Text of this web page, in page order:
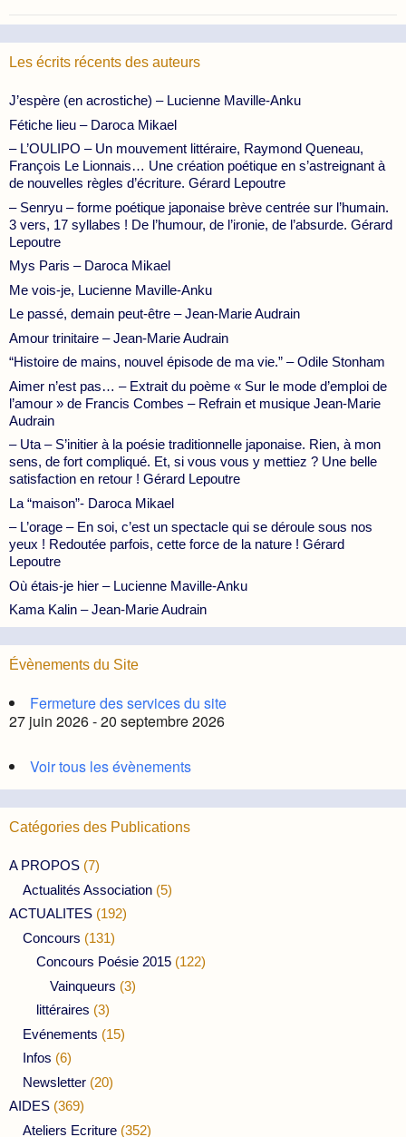
Les écrits récents des auteurs
J’espère (en acrostiche) – Lucienne Maville-Anku
Fétiche lieu – Daroca Mikael
– L’OULIPO – Un mouvement littéraire, Raymond Queneau,
François Le Lionnais… Une création poétique en s’astreignant à
de nouvelles règles d’écriture. Gérard Lepoutre
– Senryu – forme poétique japonaise brève centrée sur l’humain.
3 vers, 17 syllabes ! De l’humour, de l’ironie, de l’absurde. Gérard
Lepoutre
Mys Paris – Daroca Mikael
Me vois-je, Lucienne Maville-Anku
Le passé, demain peut-être – Jean-Marie Audrain
Amour trinitaire – Jean-Marie Audrain
“Histoire de mains, nouvel épisode de ma vie.” – Odile Stonham
Aimer n’est pas… – Extrait du poème « Sur le mode d’emploi de
l’amour » de Francis Combes – Refrain et musique Jean-Marie
Audrain
– Uta – S’initier à la poésie traditionnelle japonaise. Rien, à mon
sens, de fort compliqué. Et, si vous vous y mettiez ? Une belle
satisfaction en retour ! Gérard Lepoutre
La “maison”- Daroca Mikael
– L’orage – En soi, c’est un spectacle qui se déroule sous nos
yeux ! Redoutée parfois, cette force de la nature ! Gérard
Lepoutre
Où étais-je hier – Lucienne Maville-Anku
Kama Kalin – Jean-Marie Audrain
Évènements du Site
Fermeture des services du site
27 juin 2026 - 20 septembre 2026
Voir tous les évènements
Catégories des Publications
A PROPOS (7)
Actualités Association (5)
ACTUALITES (192)
Concours (131)
Concours Poésie 2015 (122)
Vainqueurs (3)
littéraires (3)
Evénements (15)
Infos (6)
Newsletter (20)
AIDES (369)
Ateliers Ecriture (352)